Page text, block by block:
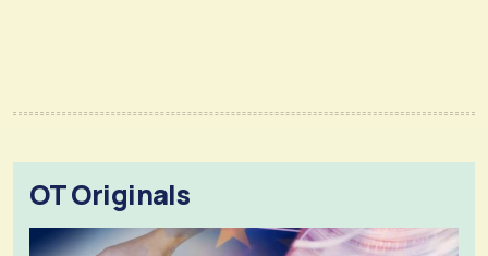
OT Originals